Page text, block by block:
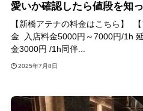
愛いか確認したら値段を知
【新橋アテナの料金はこちら】
金 入店料金5000円～7000円/1h
金3000円 /1h同伴...
2025年7月8日